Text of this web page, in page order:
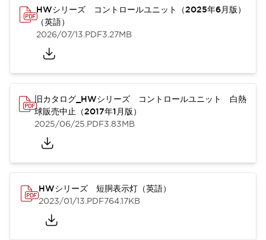
HWシリーズ コントロールユニット（2025年6月版）
（英語）
2026/07/13.PDF3.27MB
旧カタログ_HWシリーズ コントロールユニット 白熱
球販売中止（2017年1月版）
2025/06/25.PDF3.83MB
HWシリーズ 短胴表示灯（英語）
2023/01/13.PDF764.17KB